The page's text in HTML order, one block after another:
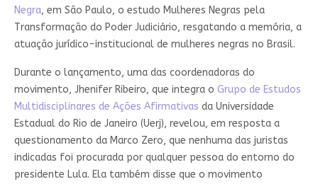
Negra, em São Paulo, o estudo Mulheres Negras pela
Transformação do Poder Judiciário, resgatando a memória, a
atuação jurídico-institucional de mulheres negras no Brasil.
Durante o lançamento, uma das coordenadoras do
movimento, Jhenifer Ribeiro, que integra o Grupo de Estudos
Multidisciplinares de Ações Afirmativas da Universidade
Estadual do Rio de Janeiro (Uerj), revelou, em resposta a
questionamento da Marco Zero, que nenhuma das juristas
indicadas foi procurada por qualquer pessoa do entorno do
presidente Lula. Ela também disse que o movimento